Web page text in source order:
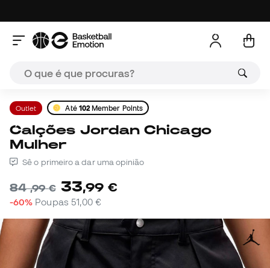
Outlet Até 102 Member Points
Calções Jordan Chicago
Mulher
Sê o primeiro a dar uma opinião
84,99 € 33,99 €
-60% Poupas 51,00 €